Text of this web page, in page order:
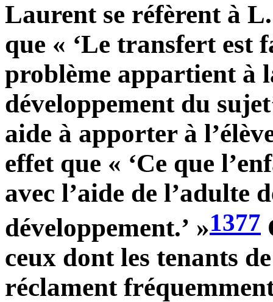
Laurent se réfèrent à
que « ‘Le transfert est
problème appartient à
développement du
aide à apporter à
effet que « ‘Ce que
avec l’aide de l’adulte
développement.’ »1377
ceux dont les tenants
réclament